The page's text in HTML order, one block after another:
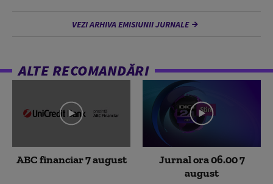
VEZI ARHIVA EMISIUNII JURNALE
ALTE RECOMANDĂRI
ABC financiar 7 august
Jurnal ora 06.00 7
august